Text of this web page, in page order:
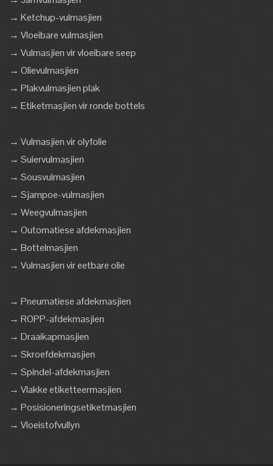
→ Ketchup-vulmasjien
→ Vloeibare vulmasjien
→ Vulmasjien vir vloeibare seep
→ Olievulmasjien
→ Plakvulmasjien plak
→ Etiketmasjien vir ronde bottels
→ Vulmasjien vir olyfolie
→ Suiervulmasjien
→ Sousvulmasjien
→ Sjampoe-vulmasjien
→ Weegvulmasjien
→ Outomatiese afdekmasjien
→ Bottelmasjien
→ Vulmasjien vir eetbare olie
→ Pneumatiese afdekmasjien
→ ROPP-afdekmasjien
→ Draaikapmasjien
→ Skroefdekmasjien
→ Spindel-afdekmasjien
→ Vlakke etiketteermasjien
→ Posisioneringsetiketmasjien
→ Vloeistofvullyn